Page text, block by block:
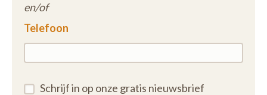
en/of
Telefoon
Schrijf in op onze gratis nieuwsbrief